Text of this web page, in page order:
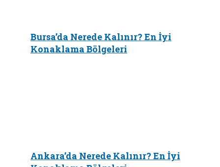
Bursa’da Nerede Kalınır? En İyi
Konaklama Bölgeleri
Ankara’da Nerede Kalınır? En İyi